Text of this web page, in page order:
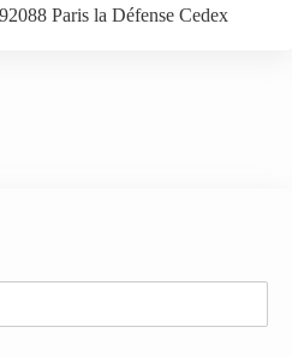
Paris la Défense Cedex